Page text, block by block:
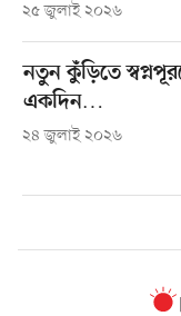
২৫ জুলাই ২০২৬
নতুন কুঁড়িতে
একদিন…
২৪ জুলাই ২০২৬